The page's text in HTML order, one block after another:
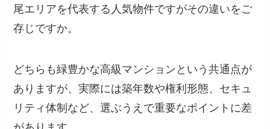
尾エリアを代表する人気物件ですがその違いをご
存じですか。
どちらも緑豊かな高級マンションという共通点が
ありますが、実際には築年数や権利形態、セキュ
リティ体制など、選ぶうえで重要なポイントに差